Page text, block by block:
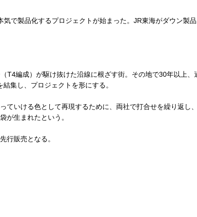
で製品化するプロジェクトが始まった。JR東海がダウン製
編成）が駆け抜けた沿線に根ざす街。その地で30年以上
集し、プロジェクトを形にする。
いける色として再現するために、両社で打合せを繰り返し
が生まれたという。
行販売となる。